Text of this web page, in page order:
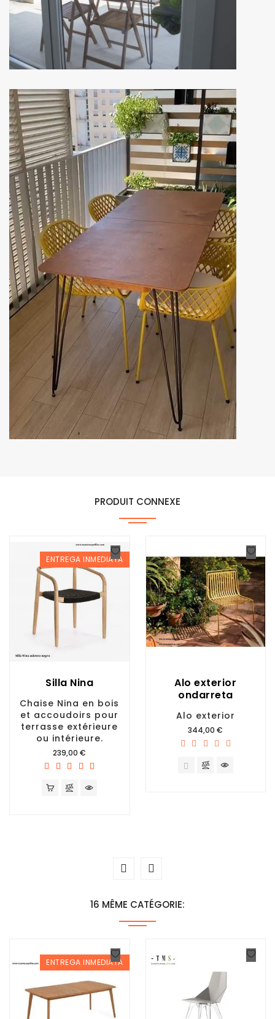
PRODUIT CONNEXE
ENTREGA INMEDIATA
Silla Nina
Chaise Nina en bois
et accoudoirs pour
terrasse extérieure
ou intérieure.
Prix
239,00 €
Alo exterior
ondarreta
Alo exterior
Prix
344,00 €
16 MÊME CATÉGORIE:
ENTREGA INMEDIATA